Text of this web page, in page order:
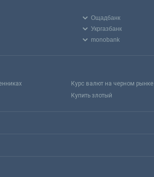
Ощадбанк
Укргазбанк
monobank
Курс валют на черном рынке
Купить злотый